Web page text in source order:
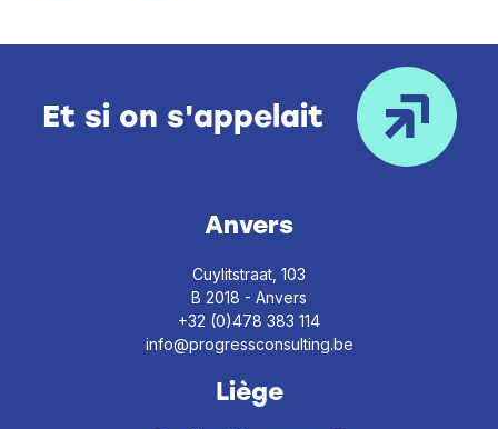
Et si on s'appelait
Anvers
Cuylitstraat, 103
B 2018 - Anvers
+32 (0)478 383 114
info@progressconsulting.be
Liège